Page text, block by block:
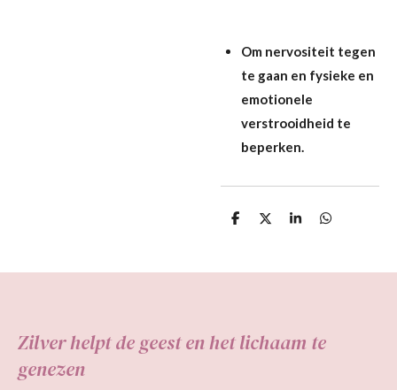
Om nervositeit tegen
te gaan en fysieke en
emotionele
verstrooidheid te
beperken.
D
n
D
S
e
D
n
Zilver helpt de geest en het lichaam te
genezen